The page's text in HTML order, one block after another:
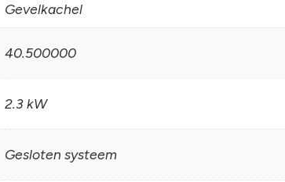
Gevelkachel
40.500000
2.3 kW
Gesloten systeem